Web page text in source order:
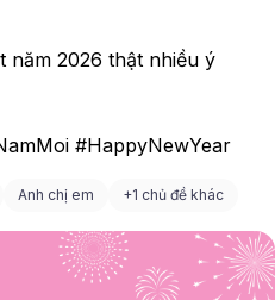
năm 2026 thật nhiều ý
#HappyNewYear
Anh chị em +1 chủ đề khác